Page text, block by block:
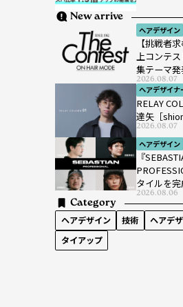
New arrive
ヘアデザイン
【挑戦者
上コンテ
集テーマ発
2026.08.07
ヘアデザイナ
RELAY
達矢［
2026.08.07
ヘアデザイン
『
タイルを
計”という新
2026.08.06
Category
ヘアデザイン 技術 ヘアデ
タイアップ